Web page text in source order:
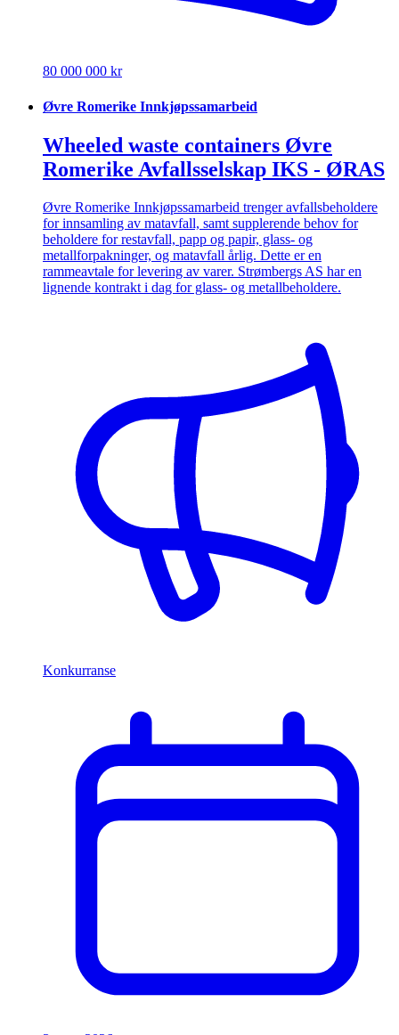
80 000 000 kr
Øvre Romerike Innkjøpssamarbeid
Wheeled waste containers Øvre
Romerike Avfallsselskap IKS - ØRAS
Øvre Romerike Innkjøpssamarbeid trenger avfallsbeholdere
for innsamling av matavfall, samt supplerende behov for
beholdere for restavfall, papp og papir, glass- og
metallforpakninger, og matavfall årlig. Dette er en
rammeavtale for levering av varer. Strømbergs AS har en
lignende kontrakt i dag for glass- og metallbeholdere.
Konkurranse